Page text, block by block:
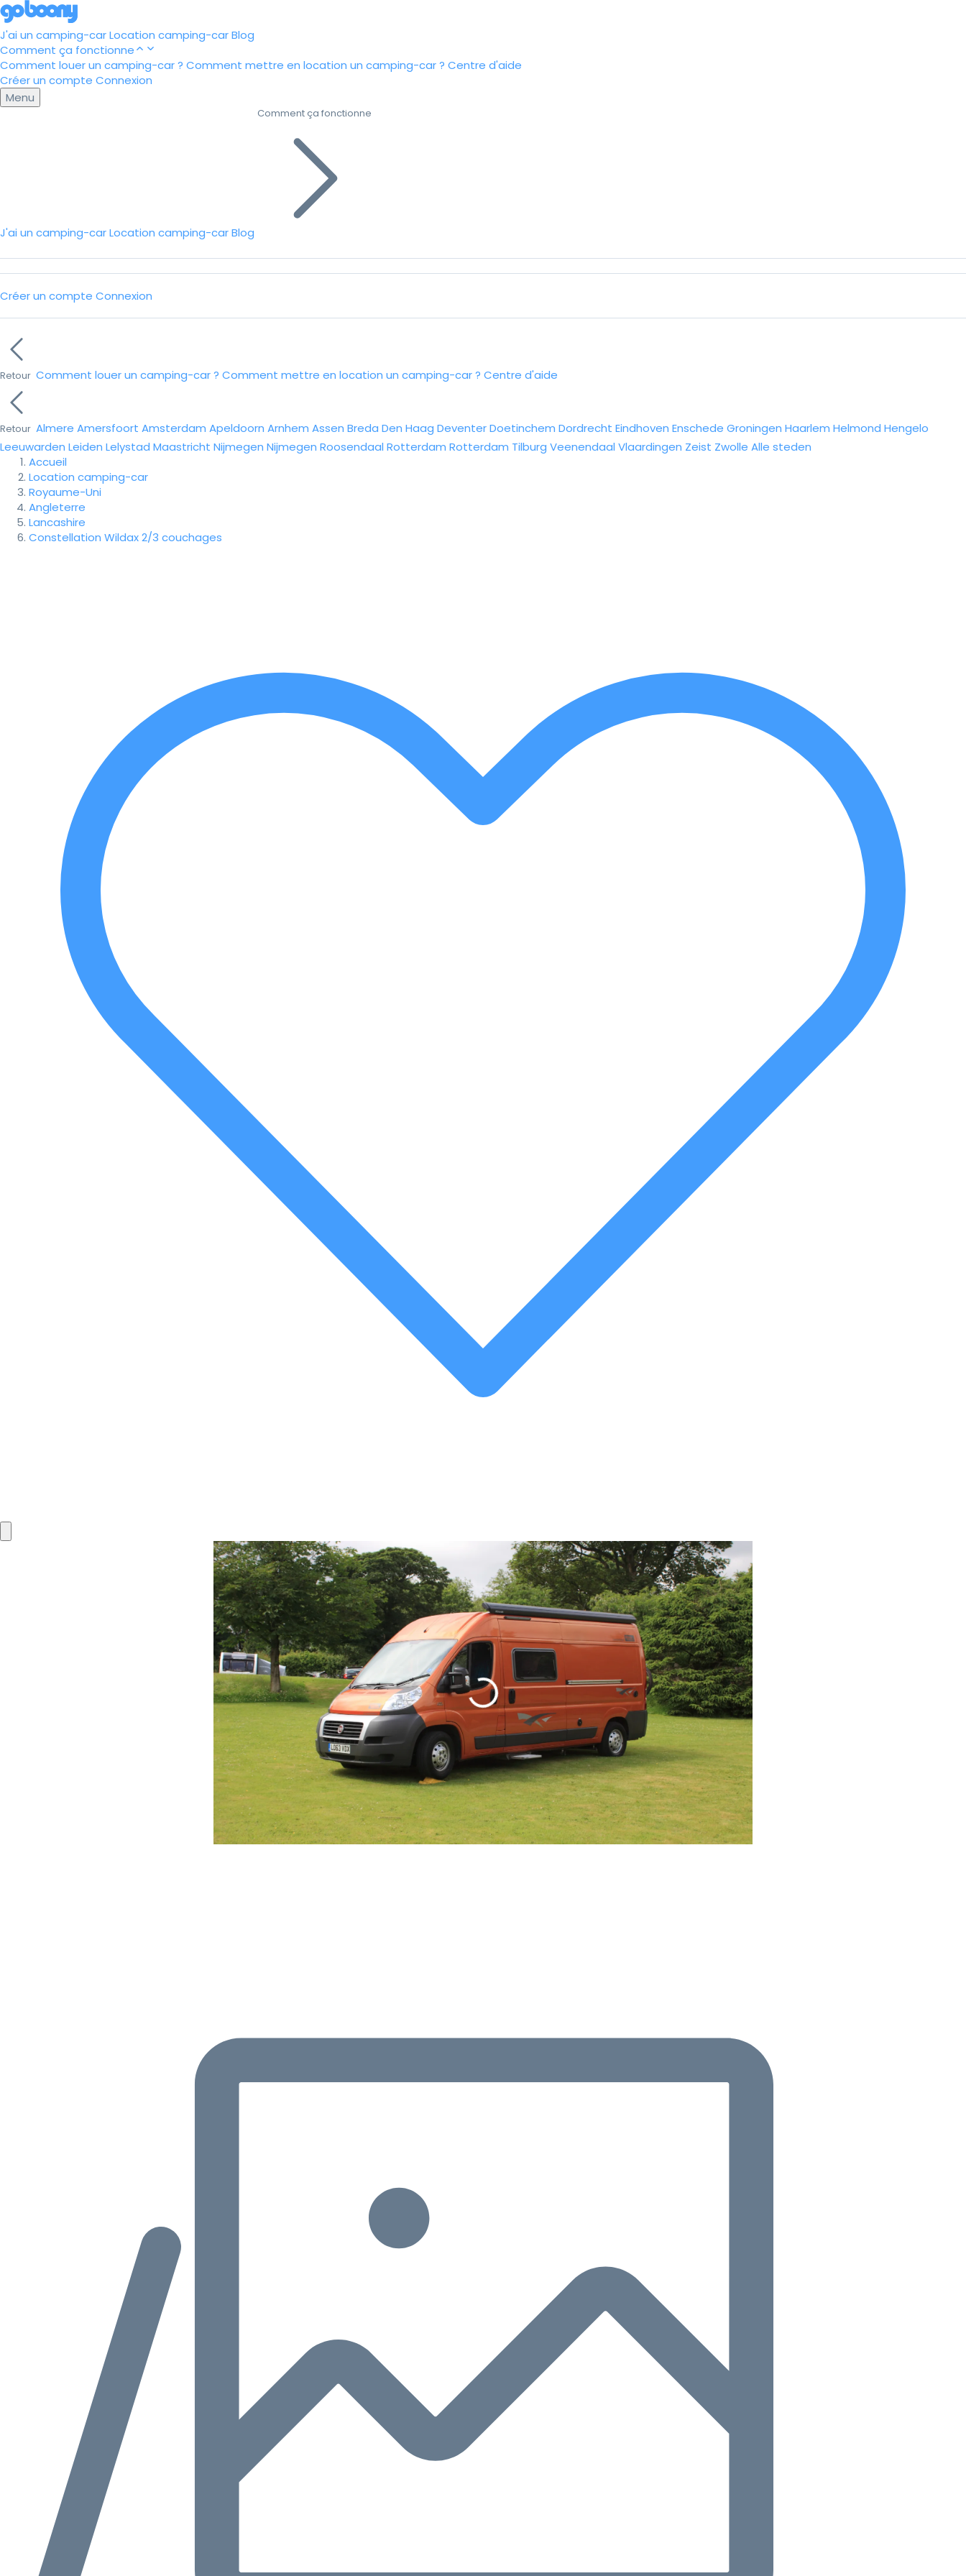
J'ai un camping-carLocation camping-carBlog
Comment ça fonctionne
Comment louer un camping-car ? Comment mettre en location un camping-car ? Centre d'aide
Créer un compte Connexion
Menu
J'ai un camping-carLocation camping-carBlog
Comment ça fonctionne
Créer un compte Connexion
Retour Comment louer un camping-car ? Comment mettre en location un camping-car ? Centre d'aide
Retour Almere Amersfoort Amsterdam Apeldoorn Arnhem Assen Breda Den Haag DeventerDoetinchem Dordrecht Eindhoven Enschede Groningen Haarlem Helmond Hengelo
Leeuwarden Leiden Lelystad Maastricht Nijmegen Nijmegen Roosendaal Rotterdam Rotterdam Tilburg Veenendaal Vlaardingen Zeist Zwolle Alle steden
Accueil
Location camping-car
Royaume-Uni
Angleterre
Lancashire
Constellation Wildax 2/3 couchages